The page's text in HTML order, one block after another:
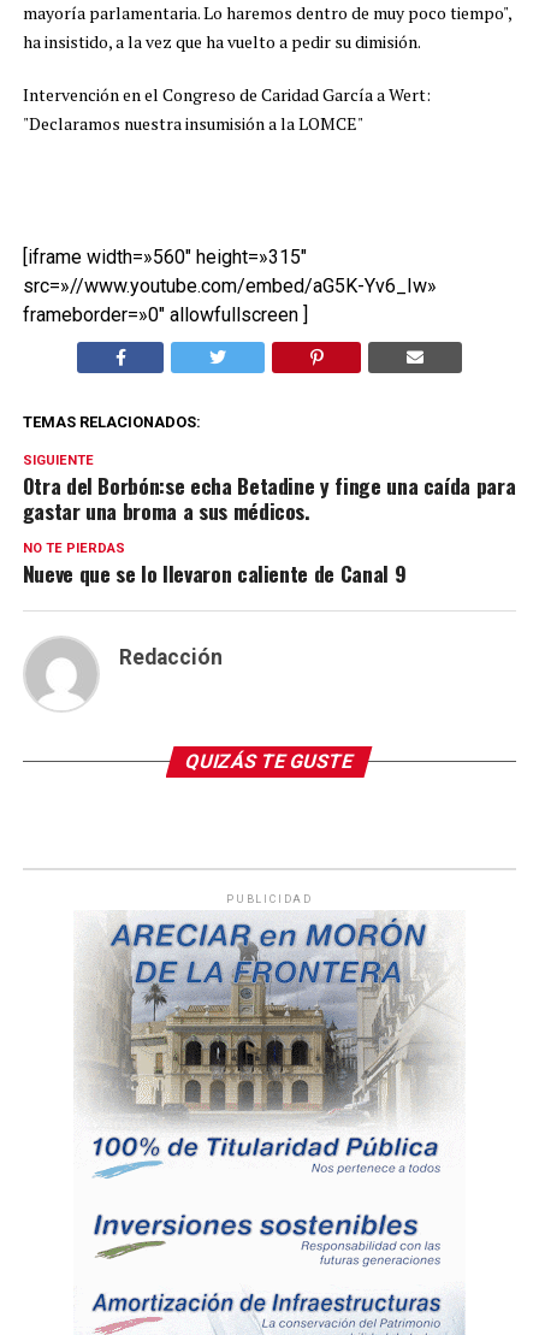
mayoría parlamentaria. Lo haremos dentro de muy poco tiempo",
ha insistido, a la vez que ha vuelto a pedir su dimisión.
Intervención en el Congreso de Caridad García a Wert:
"Declaramos nuestra insumisión a la LOMCE"
[iframe width=»560″ height=»315″
src=»//www.youtube.com/embed/aG5K-Yv6_Iw»
frameborder=»0″ allowfullscreen ]
TEMAS RELACIONADOS:
SIGUIENTE
Otra del Borbón:se echa Betadine y finge una caída para
gastar una broma a sus médicos.
NO TE PIERDAS
Nueve que se lo llevaron caliente de Canal 9
Redacción
QUIZÁS TE GUSTE
PUBLICIDAD